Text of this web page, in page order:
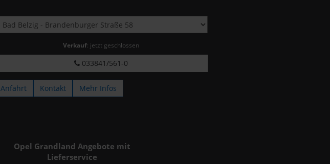
Verkauf: jetzt geschlossen
033841/561-0
Anfahrt Kontakt Mehr Infos
Opel Grandland Angebote mit
Lieferservice